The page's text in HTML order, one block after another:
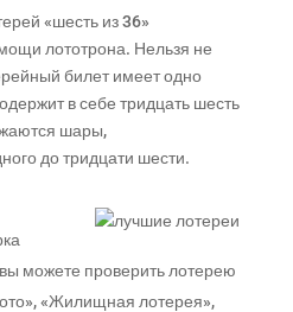
«шесть из 36»
лототрона. Нельзя не
билет имеет одно
в себе тридцать шесть
шары,
до тридцати шести.
можете проверить лотерею
«Жилищная лотерея»,